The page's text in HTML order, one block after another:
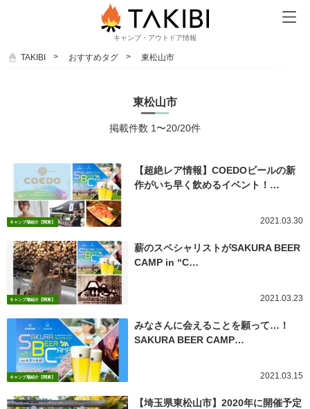
キャンプ・アウトドア情報
TAKIBI おすすめタグ 東松山市
東松山市
掲載件数 1〜20/20件
キャンプ場紹介【関東】
【超絶レア情報】COEDOビールの新
作がいち早く飲めるイベント！…
2021.03.30
キャンプ場紹介【関東】
薪のスペシャリストがSAKURA BEER
CAMP in “C…
2021.03.23
キャンプ場紹介【関東】
みなさんに会えることを願って…！
SAKURA BEER CAMP…
2021.03.15
【埼玉県東松山市】2020年に開催予定